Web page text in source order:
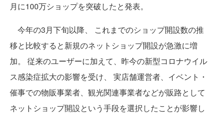
月に100万ショップを突破したと発表。
今年の3月下旬以降、 これまでのショップ開設数の推
移と比較すると新規のネットショップ開設が急激に増
加。 従来のユーザーに加えて、昨今の新型コロナウイル
ス感染症拡大の影響を受け、 実店舗運営者、イベント・
催事での物販事業者、観光関連事業者などが販路として
ネットショップ開設という手段を選択したことが影響し